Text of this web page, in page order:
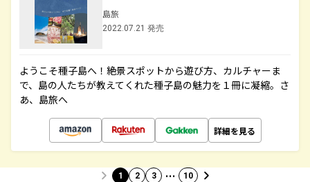
島旅
2022.07.21 発売
ようこそ種子島へ！絶景スポットから遊び方、カルチャーま
で、島の人たちが教えてくれた種子島の魅力を１冊に凝縮。さ
あ、島旅へ
詳細を見る
1 2 3 … 10